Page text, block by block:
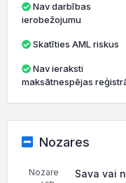
ierobežojumu
Skatīties AML riskus
maksātnespējas
Nozares
Nozare
Sava vai